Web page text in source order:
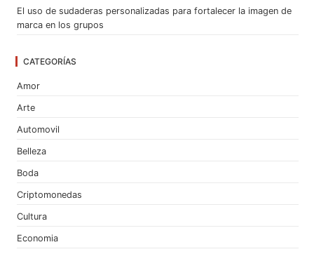
El uso de sudaderas personalizadas para fortalecer la imagen de
marca en los grupos
CATEGORÍAS
Amor
Arte
Automovil
Belleza
Boda
Criptomonedas
Cultura
Economia